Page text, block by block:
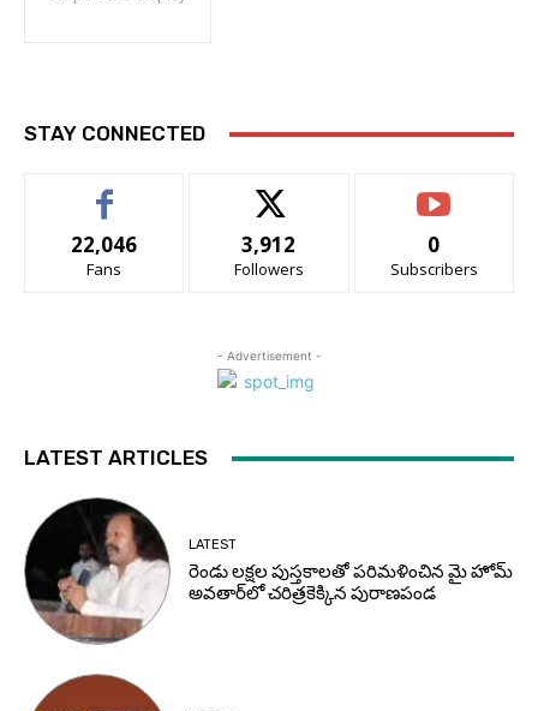
STAY CONNECTED
22,046
Fans
3,912
Followers
0
Subscribers
- Advertisement -
LATEST ARTICLES
LATEST
రెండు లక్షల పుస్తకాలతో పరిమళించిన మై హోమ్
అవతార్‌లో చరిత్రకెక్కిన పురాణపండ